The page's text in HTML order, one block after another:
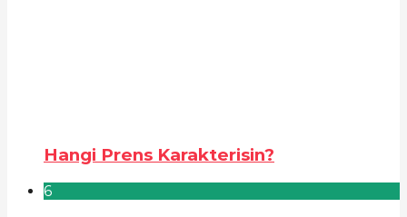
Hangi Prens Karakterisin?
6